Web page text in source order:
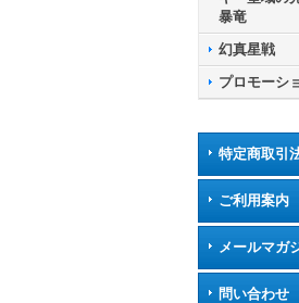
暴竜
幻真星戦
プロモーシ
特定商取引
ご利用案内
メールマガ
問い合わせ